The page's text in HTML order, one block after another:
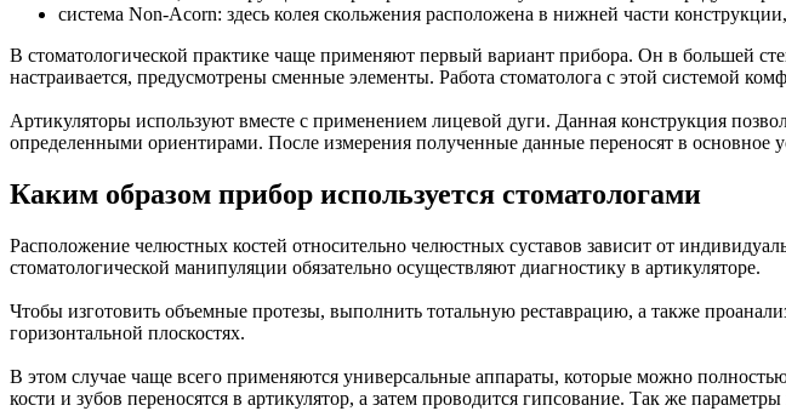
система Non-Acorn: здесь колея скольжения расположена в нижней части
В стоматологической практике чаще применяют первый вариант прибора. Он в большей
настраивается, предусмотрены сменные элементы. Работа стоматолога с этой системой
Артикуляторы используют вместе с применением лицевой дуги. Данная конструкция
определенными ориентирами. После измерения полученные данные переносят в основное
Каким образом прибор используется стоматологами
Расположение челюстных костей относительно челюстных суставов зависит от
стоматологической манипуляции обязательно осуществляют диагностику в артикуляторе.
Чтобы изготовить объемные протезы, выполнить тотальную реставрацию, а также
горизонтальной плоскостях.
В этом случае чаще всего применяются универсальные аппараты, которые можно
кости и зубов переносятся в артикулятор, а затем проводится гипсование. Так же